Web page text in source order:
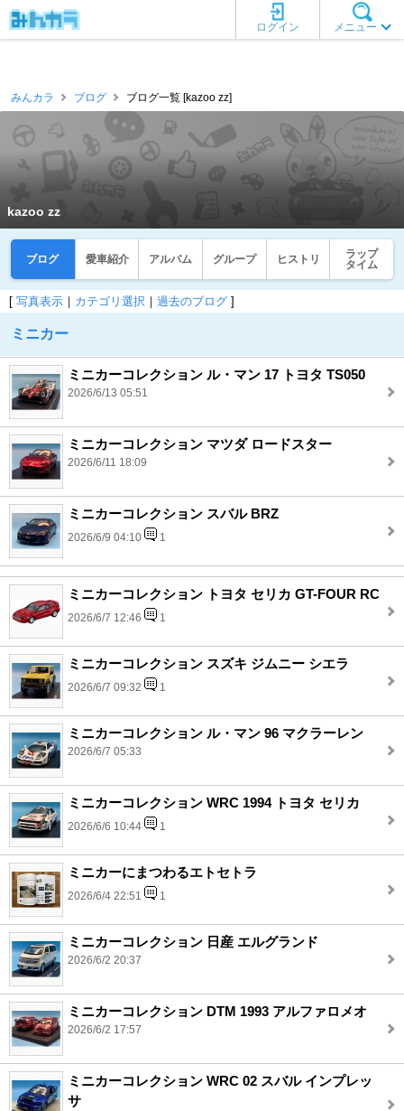
メニュー
ログイン
みんカラ ブログ ブログ一覧 [kazoo zz]
kazoo zz
ブログ 愛車紹介 アルバム グループ ヒストリ
ラップ
タイム
[ 写真表示 ｜ カテゴリ選択 ｜ 過去のブログ ]
ミニカー
ミニカーコレクション ル・マン 17 トヨタ TS050
2026/6/13 05:51
ミニカーコレクション マツダ ロードスター
2026/6/11 18:09
ミニカーコレクション スバル BRZ
2026/6/9 04:10 1
ミニカーコレクション トヨタ セリカ GT-FOUR RC
2026/6/7 12:46 1
ミニカーコレクション スズキ ジムニー シエラ
2026/6/7 09:32 1
ミニカーコレクション ル・マン 96 マクラーレン
2026/6/7 05:33
ミニカーコレクション WRC 1994 トヨタ セリカ
2026/6/6 10:44 1
ミニカーにまつわるエトセトラ
2026/6/4 22:51 1
ミニカーコレクション 日産 エルグランド
2026/6/2 20:37
ミニカーコレクション DTM 1993 アルファロメオ
2026/6/2 17:57
ミニカーコレクション WRC 02 スバル インプレッ
サ